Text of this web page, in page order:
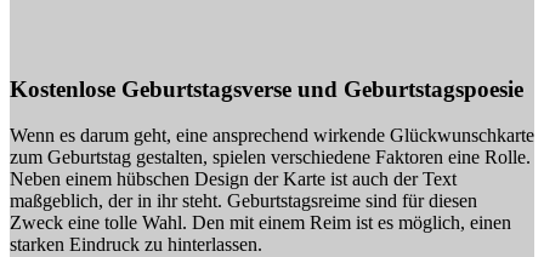
Kostenlose Geburtstagsverse und Geburtstagspoesie
Wenn es darum geht, eine ansprechend wirkende Glückwunschkarte
zum Geburtstag gestalten, spielen verschiedene Faktoren eine Rolle.
Neben einem hübschen Design der Karte ist auch der Text
maßgeblich, der in ihr steht. Geburtstagsreime sind für diesen
Zweck eine tolle Wahl. Den mit einem Reim ist es möglich, einen
starken Eindruck zu hinterlassen.